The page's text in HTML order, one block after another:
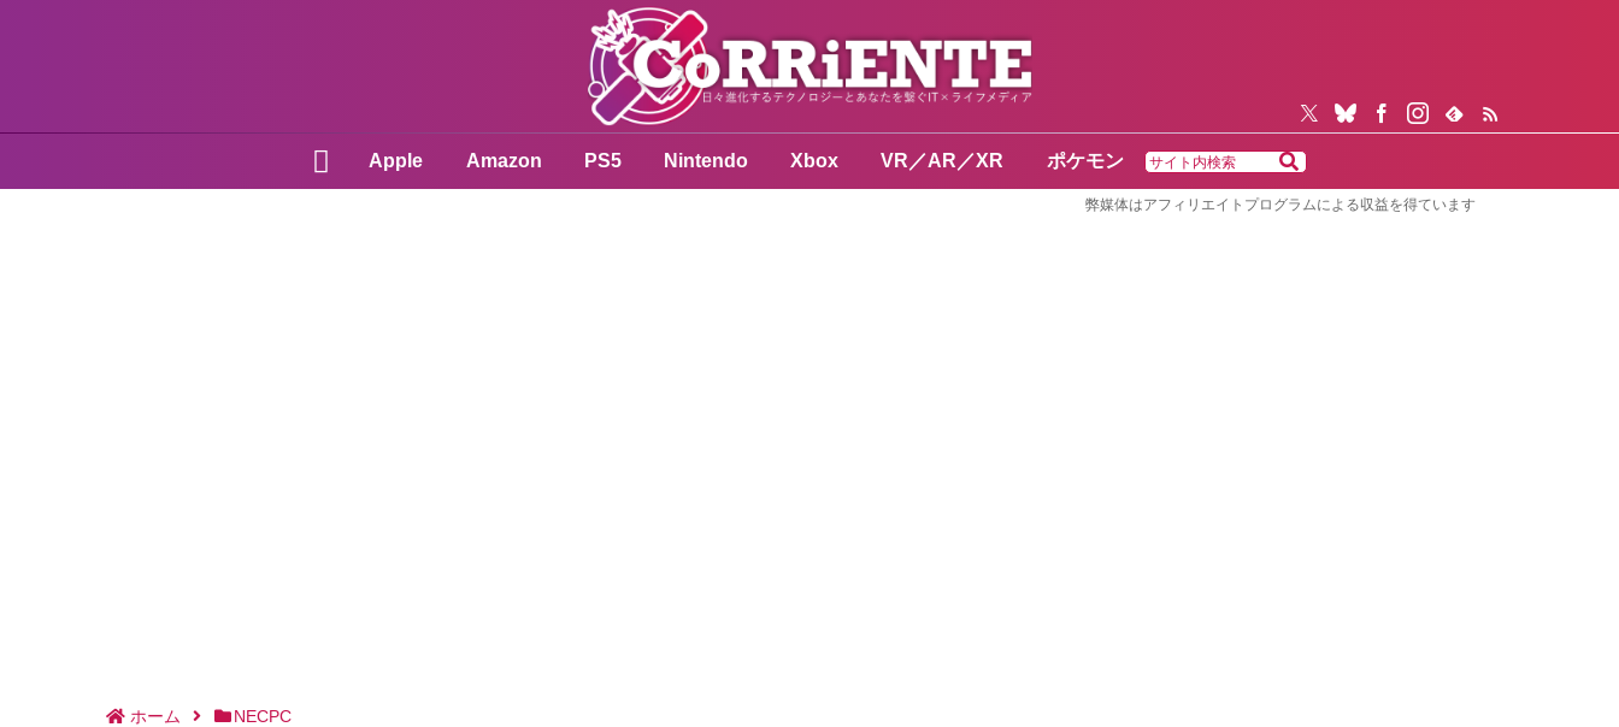
Apple Amazon PS5 Nintendo Xbox VR／AR／XR ポケモン
弊媒体はアフィリエイトプログラムによる収益を得ています
ホーム NECPC